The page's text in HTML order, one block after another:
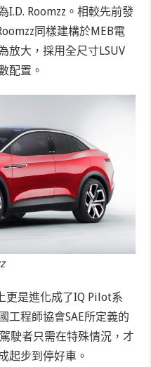
I.D. Roomzz。相較先前發
同樣建構於MEB電
放大，採用全尺寸LSUV
配置。
更是進化成了IQ Pilot系
工程師協會SAE所定義的
駛者只需在特殊情況，才
起步到停好車。